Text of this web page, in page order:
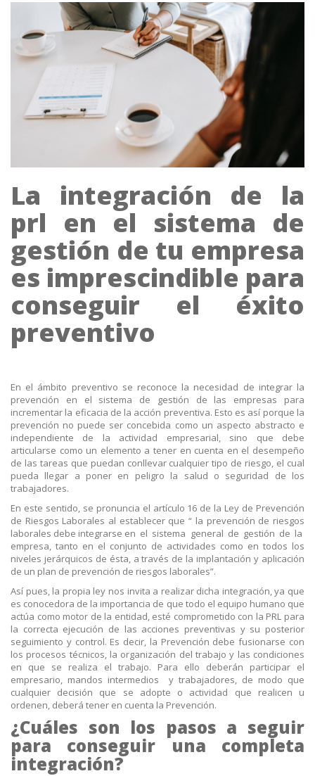
La integración de la
prl en el sistema de
gestión de tu empresa
es imprescindible para
conseguir el éxito
preventivo
En el ámbito preventivo se reconoce la necesidad de integrar la
prevención en el sistema de gestión de las empresas para
incrementar la eficacia de la acción preventiva. Esto es así porque la
prevención no puede ser concebida como un aspecto abstracto e
independiente de la actividad empresarial, sino que debe
articularse como un elemento a tener en cuenta en el desempeño
de las tareas que puedan conllevar cualquier tipo de riesgo, el cual
pueda llegar a poner en peligro la salud o seguridad de los
trabajadores.
En este sentido, se pronuncia el artículo 16 de la Ley de Prevención
de Riesgos Laborales al establecer que “ la prevención de riesgos
laborales debe integrarse en el sistema general de gestión de la
empresa, tanto en el conjunto de actividades como en todos los
niveles jerárquicos de ésta, a través de la implantación y aplicación
de un plan de prevención de riesgos laborales”.
Así pues, la propia ley nos invita a realizar dicha integración, ya que
es conocedora de la importancia de que todo el equipo humano que
actúa como motor de la entidad, esté comprometido con la PRL para
la correcta ejecución de las acciones preventivas y su posterior
seguimiento y control. Es decir, la Prevención debe fusionarse con
los procesos técnicos, la organización del trabajo y las condiciones
en que se realiza el trabajo. Para ello deberán participar el
empresario, mandos intermedios y trabajadores, de modo que
cualquier decisión que se adopte o actividad que realicen u
ordenen, deberá tener en cuenta la Prevención.
¿Cuáles son los pasos a seguir
para conseguir una completa
integración?